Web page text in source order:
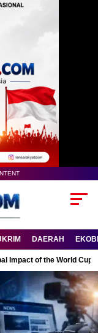
DAERAH
Impact of the World Cup